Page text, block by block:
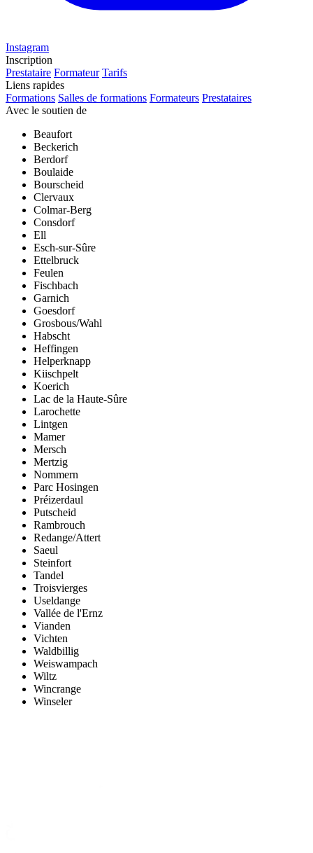
Instagram
Inscription
Prestataire Formateur Tarifs
Liens rapides
Formations Salles de formations Formateurs Prestataires
Avec le soutien de
Beaufort
Beckerich
Berdorf
Boulaide
Bourscheid
Clervaux
Colmar-Berg
Consdorf
Ell
Esch-sur-Sûre
Ettelbruck
Feulen
Fischbach
Garnich
Goesdorf
Grosbous/Wahl
Habscht
Heffingen
Helperknapp
Kiischpelt
Koerich
Lac de la Haute-Sûre
Larochette
Lintgen
Mamer
Mersch
Mertzig
Nommern
Parc Hosingen
Préizerdaul
Putscheid
Rambrouch
Redange/Attert
Saeul
Steinfort
Tandel
Troisvierges
Useldange
Vallée de l'Ernz
Vianden
Vichten
Waldbillig
Weiswampach
Wiltz
Wincrange
Winseler